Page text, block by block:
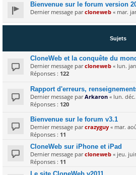
Bienvenue sur le forum version
Dernier message parcloneweb « mar.
Sujets
CloneWeb et la conquête du
Dernier message parcloneweb « lun.
Réponses : 122
Rapport d'erreurs,
Dernier message parArkaron « lun.
Réponses : 120
Bienvenue sur le forum v3.1
Dernier message parcrazyguy « mar.
Réponses : 11
CloneWeb sur iPhone et iPad
Dernier message parcloneweb « jeu.
Réponses : 11